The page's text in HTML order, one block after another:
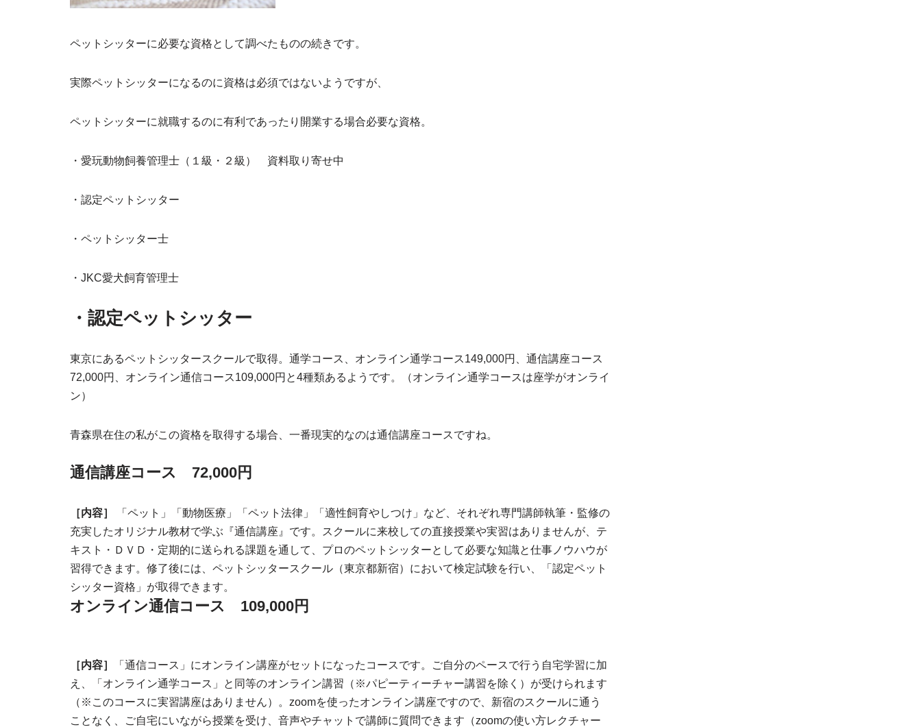
ペットシッターに必要な資格として調べたものの続きです。
実際ペットシッターになるのに資格は必須ではないようですが、
ペットシッターに就職するのに有利であったり開業する場合必要な資格。
・愛玩動物飼養管理士（１級・２級） 資料取り寄せ中
・認定ペットシッター
・ペットシッター士
・JKC愛犬飼育管理士
・認定ペットシッター
東京にあるペットシッタースクールで取得。 通学コース、オンライン通学コース149,000円
通信講座コース
72,000円
オンライン通信コース109,000円 と4種類あるようです。（オンライン通学コースは座学がオンライ
ン）
青森県在住の私がこの資格を取得する場合、一番現実的なのは通信講座コースですね。
通信講座コース 72,000円
［内容］
「ペット」「動物医療」「ペット法律」「適性飼育やしつけ」など、それぞれ専門講師執筆・監修の
充実したオリジナル教材で学ぶ『通信講座』です。スクールに来校しての直接授業や実習はありませんが、テ
キスト・ＤＶＤ・定期的に送られる課題を通して、プロのペットシッターとして必要な知識と仕事ノウハウが
習得できます。修了後には、ペットシッタースクール（東京都新宿）において検定試験を行い、「認定ペット
シッター資格」が取得できます。
オンライン通信コース 109,000円
［内容］
「通信コース」にオンライン講座がセットになったコースです。ご自分のペースで行う自宅学習に加
え、「オンライン通学コース」と同等のオンライン講習（※パピーティーチャー講習を除く）が受けられます
（※このコースに実習講座はありません）。zoomを使ったオンライン講座ですので、新宿のスクールに通う
ことなく、ご自宅にいながら授業を受け、音声やチャットで講師に質問できます（zoomの使い方レクチャー